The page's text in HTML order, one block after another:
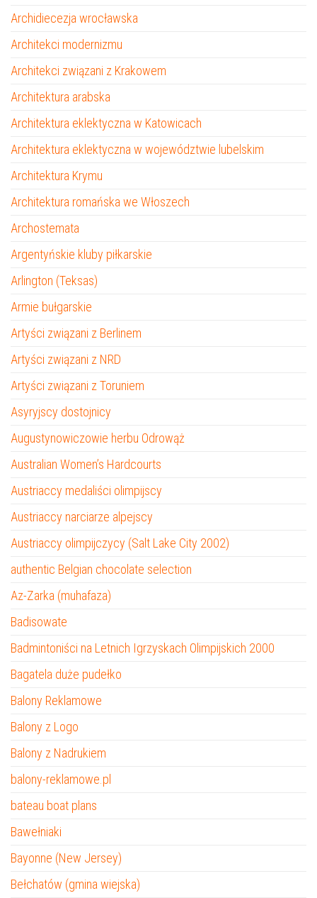
Archidiecezja wrocławska
Architekci modernizmu
Architekci związani z Krakowem
Architektura arabska
Architektura eklektyczna w Katowicach
Architektura eklektyczna w województwie lubelskim
Architektura Krymu
Architektura romańska we Włoszech
Archostemata
Argentyńskie kluby piłkarskie
Arlington (Teksas)
Armie bułgarskie
Artyści związani z Berlinem
Artyści związani z NRD
Artyści związani z Toruniem
Asyryjscy dostojnicy
Augustynowiczowie herbu Odrowąż
Australian Women’s Hardcourts
Austriaccy medaliści olimpijscy
Austriaccy narciarze alpejscy
Austriaccy olimpijczycy (Salt Lake City 2002)
authentic Belgian chocolate selection
Az-Zarka (muhafaza)
Badisowate
Badmintoniści na Letnich Igrzyskach Olimpijskich 2000
Bagatela duże pudełko
Balony Reklamowe
Balony z Logo
Balony z Nadrukiem
balony-reklamowe.pl
bateau boat plans
Bawełniaki
Bayonne (New Jersey)
Bełchatów (gmina wiejska)